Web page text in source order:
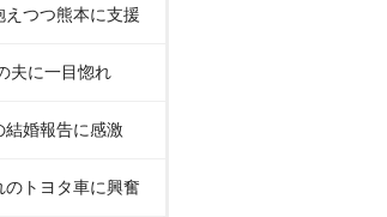
つつ熊本に支援
夫に一目惚れ
結婚報告に感激
トヨタ車に興奮